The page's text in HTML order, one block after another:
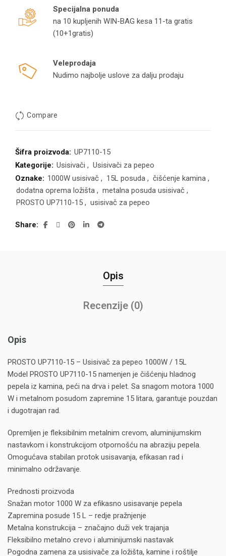
Specijalna ponuda
na 10 kupljenih WIN-BAG kesa 11-ta gratis
(10+1gratis)
Veleprodaja
Nudimo najbolje uslove za dalju prodaju
Compare
Šifra proizvoda: UP7110-15
Kategorije: Usisivači , Usisivači za pepeo
Oznake: 1000W usisivač , 15L posuda , čišćenje kamina ,
dodatna oprema ložišta , metalna posuda usisivač ,
PROSTO UP7110-15 , usisivač za pepeo
Share
Opis
Recenzije (0)
Opis
PROSTO UP7110-15 – Usisivač za pepeo 1000W / 15L
Model PROSTO UP7110-15 namenjen je čišćenju hladnog
pepela iz kamina, peći na drva i pelet. Sa snagom motora 1000
W i metalnom posudom zapremine 15 litara, garantuje pouzdan
i dugotrajan rad.
Opremljen je fleksibilnim metalnim crevom, aluminijumskim
nastavkom i konstrukcijom otpornošću na abraziju pepela.
Omogućava stabilan protok usisavanja, efikasan rad i
minimalno održavanje.
Prednosti proizvoda
Snažan motor 1000 W za efikasno usisavanje pepela
Zapremina posude 15 L – redje pražnjenje
Metalna konstrukcija – značajno duži vek trajanja
Fleksibilno metalno crevo i aluminijumski nastavak
Pogodna zamena za usisivače za ložišta, kamine i roštilje